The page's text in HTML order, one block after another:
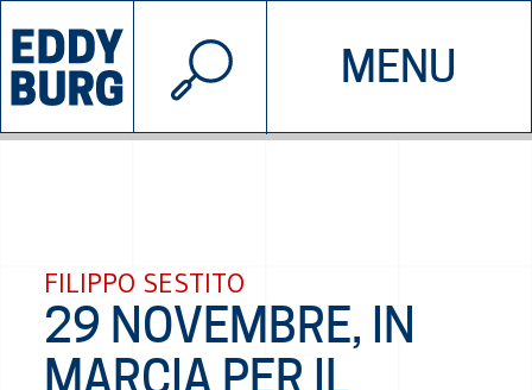
MENU
INIZIATIVE CHI SIAMO
© 2026 EDDYBURG
FILIPPO SESTITO
29 NOVEMBRE, IN
MARCIA PER IL